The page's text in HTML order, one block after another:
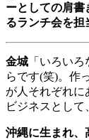
ーとしての肩
るランチ会を担
金城 「いろい
らです(笑)。作
が人それぞれ
ビジネスとして
沖縄に生まれ、